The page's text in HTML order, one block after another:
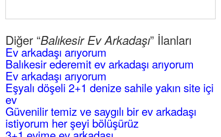
Diğer “Balıkesir Ev Arkadaşı” İlanları
Ev arkadaşı arıyorum
Balıkesir ederemit ev arkadaşı arıyorum
Ev arkadaşı arıyorum
Eşyalı döşeli 2+1 denize sahile yakın site içi
ev
Güvenilir temiz ve saygılı bir ev arkadaşı
istiyorum her şeyi bölüşürüz